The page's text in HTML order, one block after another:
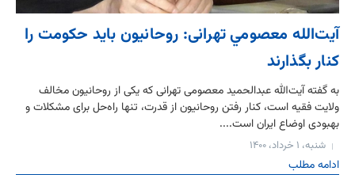
آيت‌الله معصومي تهرانى: روحانيون بايد حكومت را
كنار بگذارند
به گفته آیت‌الله عبدالحمید معصومی تهرانی که یکی از روحانیون مخالف
ولایت فقیه است، کنار رفتن روحانیون از قدرت، تنها راه‌حل برای مشکلات و
بهبودی اوضاع ایران است....
شنبه، ۱ خرداد، ۱۴۰۰
ادامه مطلب